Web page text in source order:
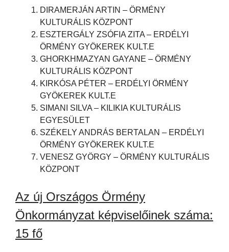
DIRAMERJÁN ARTIN – ÖRMÉNY
KULTURÁLIS KÖZPONT
ESZTERGÁLY ZSÓFIA ZITA – ERDÉLYI
ÖRMÉNY GYÖKEREK KULT.E
GHORKHMAZYAN GAYANE – ÖRMÉNY
KULTURÁLIS KÖZPONT
KIRKÓSA PÉTER – ERDÉLYI ÖRMÉNY
GYÖKEREK KULT.E
SIMANI SILVA – KILIKIA KULTURÁLIS
EGYESÜLET
SZÉKELY ANDRÁS BERTALAN – ERDÉLYI
ÖRMÉNY GYÖKEREK KULT.E
VENESZ GYÖRGY – ÖRMÉNY KULTURÁLIS
KÖZPONT
Az új Országos Örmény
Önkormányzat képviselőinek száma:
15 fő